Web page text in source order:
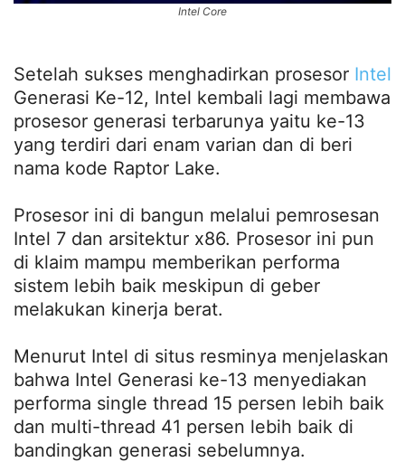
Intel Core
Setelah sukses menghadirkan prosesor Intel
Generasi Ke-12, Intel kembali lagi membawa
prosesor generasi terbarunya yaitu ke-13
yang terdiri dari enam varian dan di beri
nama kode Raptor Lake.
Prosesor ini di bangun melalui pemrosesan
Intel 7 dan arsitektur x86. Prosesor ini pun
di klaim mampu memberikan performa
sistem lebih baik meskipun di geber
melakukan kinerja berat.
Menurut Intel di situs resminya menjelaskan
bahwa Intel Generasi ke-13 menyediakan
performa single thread 15 persen lebih baik
dan multi-thread 41 persen lebih baik di
bandingkan generasi sebelumnya.